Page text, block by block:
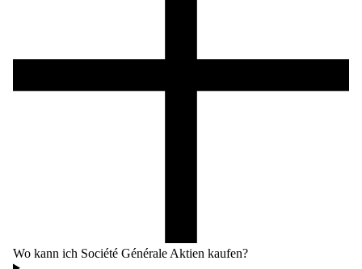
Wo kann ich Société Générale Aktien kaufen?